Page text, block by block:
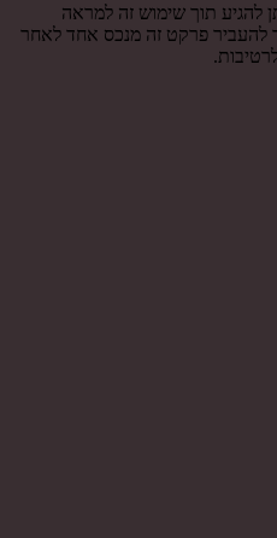
להגיע תוך שימוש זה למראה
להעביר פרקט זה מנכס אחד לאחר